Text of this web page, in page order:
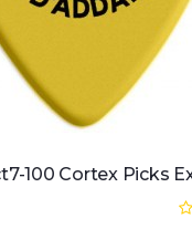
100 Cortex Picks